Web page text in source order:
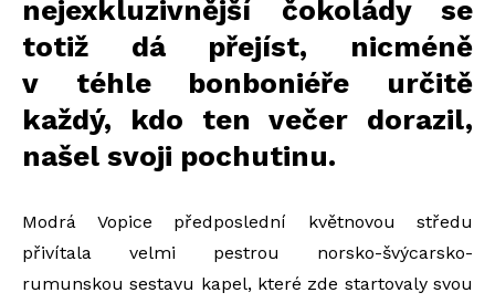
nejexkluzivnější čokolády se
totiž dá přejíst, nicméně
v téhle bonboniéře určitě
každý, kdo ten večer dorazil,
našel svoji pochutinu.
Modrá Vopice předposlední květnovou středu
přivítala velmi pestrou norsko-švýcarsko-
rumunskou sestavu kapel, které zde startovaly svou